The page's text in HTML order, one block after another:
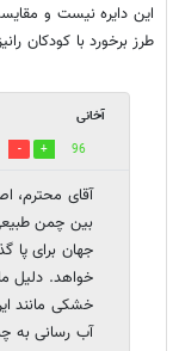
اين دايره نيست و
طرز برخورد با كودكان
آخانی
96
آقای محترم،
بین چمن
جهان برای پا
خواهد. دلیل
خشکی مانند
آب رسانی به